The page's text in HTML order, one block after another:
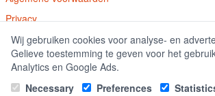
Privacy
© E-Keys B.V. 2026
GamekeyDiscounter.nl is onderdeel van E-Keys B.V.
van koophandel nummer 150771.
Wij gebruiken cookies voor analyse- en
Gelieve toestemming te geven voor het
Analytics en Google Ads.
Necessary
Preferences